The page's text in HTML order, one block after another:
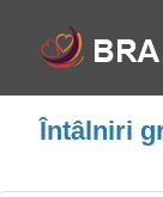
Întâlniri